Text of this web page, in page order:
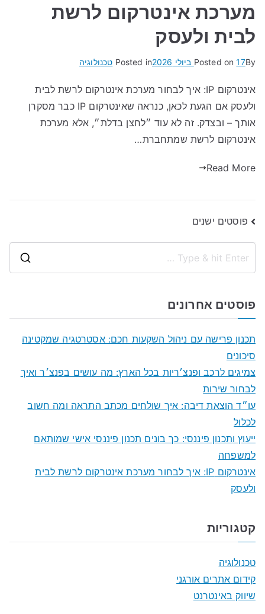
מערכת אינטרקום לרשת
לבית ולעסק
By
Posted on17 ביולי 2026 Posted in טכנולוגיה
אינטרקום IP: איך לבחור מערכת אינטרקום לרשת לבית
ולעסק אם הגעת לכאן, כנראה שאינטרקום IP כבר מסקרן
אותך – ובצדק. זה לא עוד ״לחצן בדלת״, אלא מערכת
אינטרקום לרשת שמתחברת…
Read More
ניווט
פוסטים ישנים
פוסטים אחרונים
תכנון פרישה עם ניהול השקעות חכם: אסטרטגיה שמקטינה
סיכונים
צמיגים לרכב ופנצ׳ריות בכל הארץ: מה עושים בפנצ׳ר ואיך
לבחור שירות
עו״ד הוצאת דיבה: איך שולחים מכתב התראה ומה חשוב
לכלול
ייעוץ ותכנון פיננסי: כך בונים תכנון פיננסי אישי שמותאם
למשפחה
אינטרקום IP: איך לבחור מערכת אינטרקום לרשת לבית
ולעסק
קטגוריות
טכנולוגיה
קידום אתרים אורגני
שיווק באינטרנט